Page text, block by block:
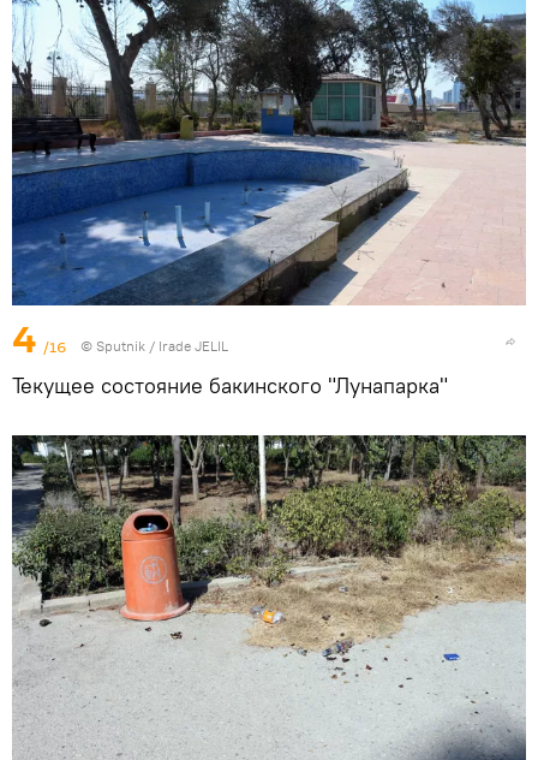
4 /16 © Sputnik / Irade JELIL
Текущее состояние бакинского "Лунапарка"